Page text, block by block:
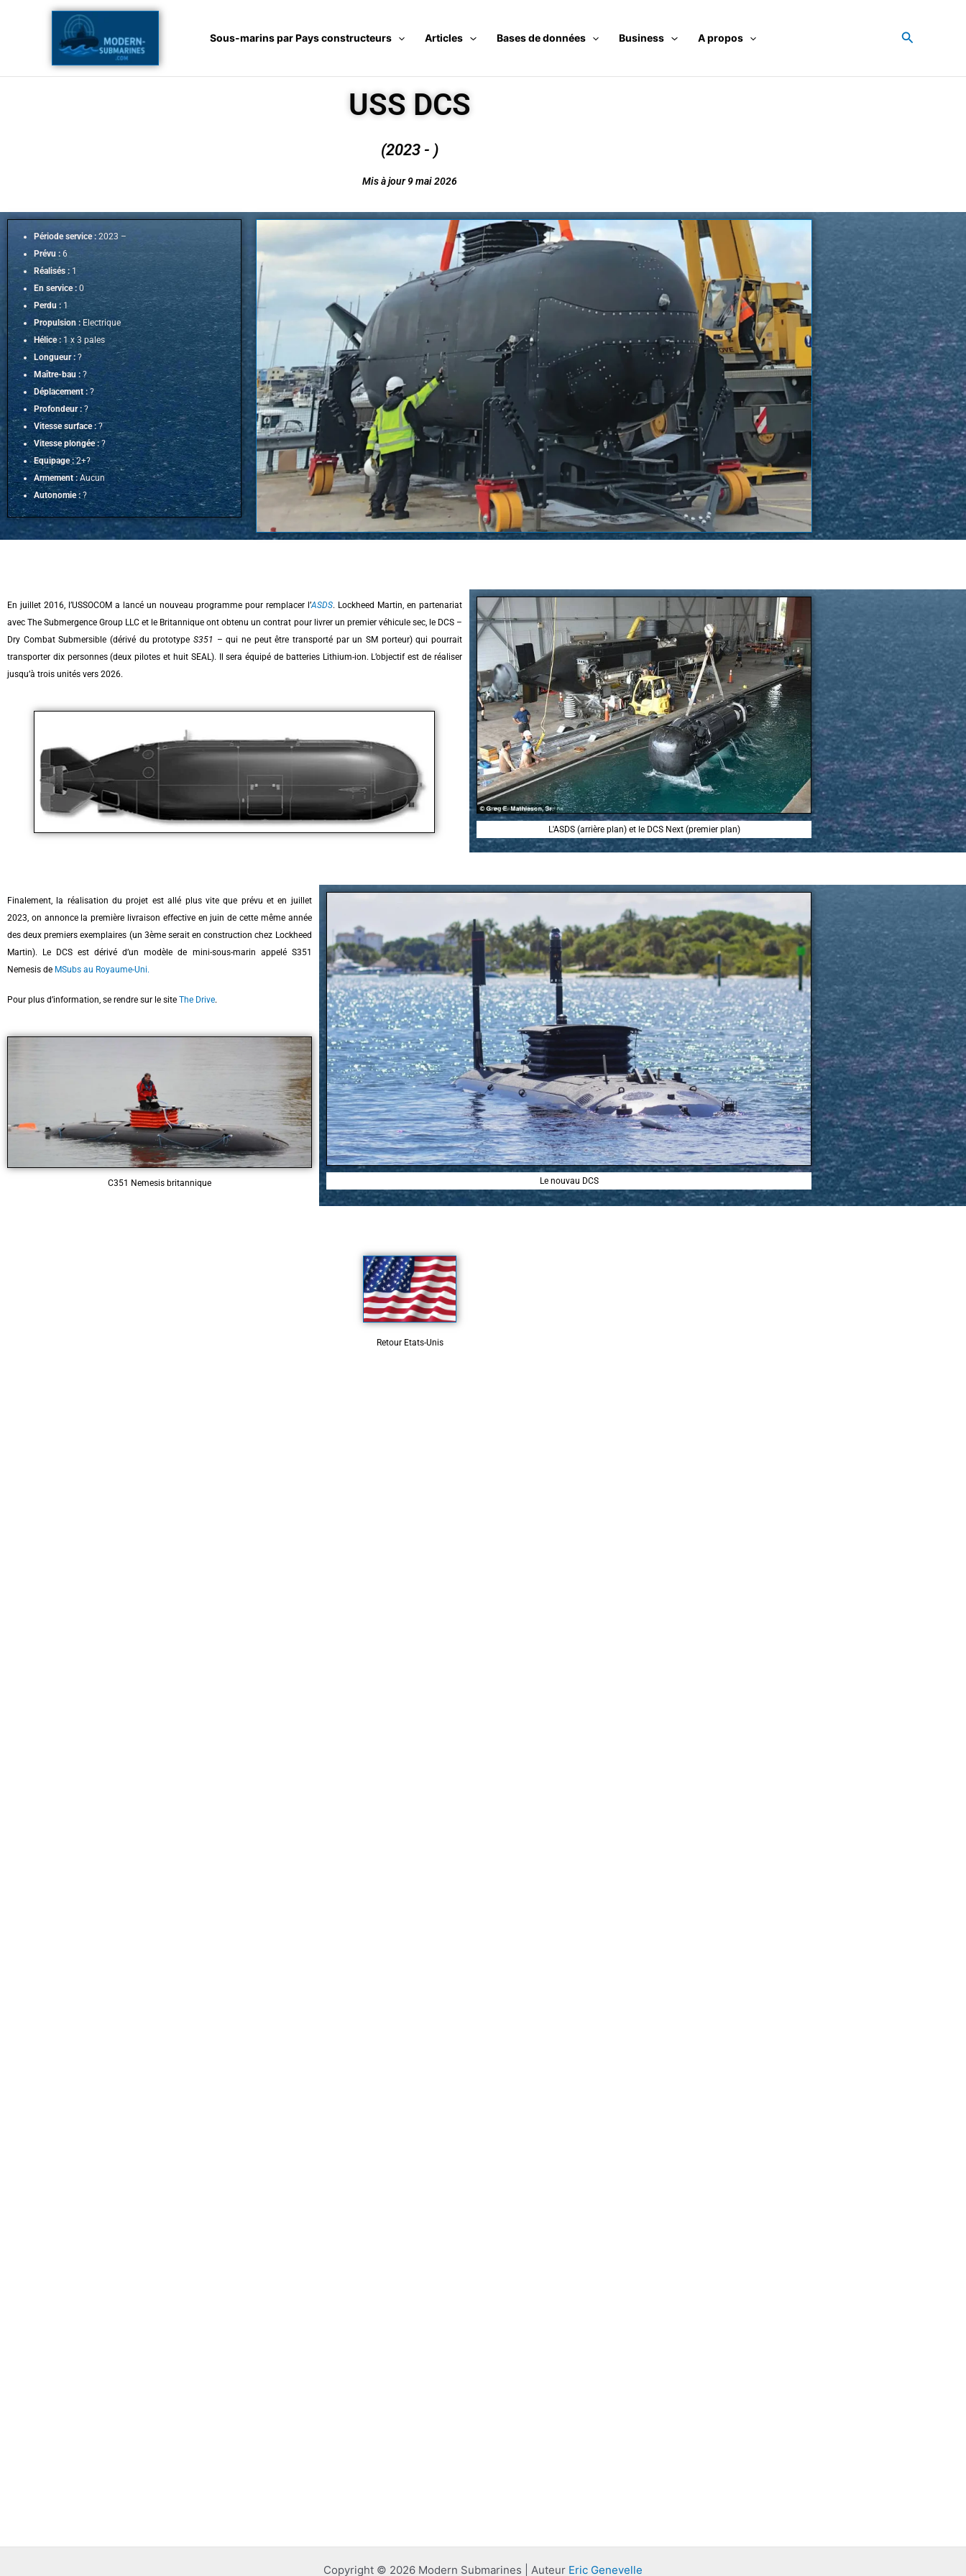
Sous-marins par Pays constructeurs Articles Bases de données Business A propos
USS DCS
(2023 - )
Mis à jour 9 mai 2026
Période service : 2023 –
Prévu : 6
Réalisés : 1
En service : 0
Perdu :1
Propulsion : Electrique
Hélice :1 x 3 pales
Longueur : ?
Maître-bau : ?
Déplacement : ?
Profondeur : ?
Vitesse surface :?
Vitesse plongée :?
Equipage :2+?
Armement :Aucun
Autonomie :?
En juillet 2016, l’USSOCOM a lancé un nouveau programme pour remplacer l’ASDS. Lockheed Martin, en partenariat
avec The Submergence Group LLC et le Britannique ont obtenu un contrat pour livrer un premier véhicule sec, le DCS –
Dry Combat Submersible (dérivé du prototype S351 – qui ne peut être transporté par un SM porteur) qui pourrait
transporter dix personnes (deux pilotes et huit SEAL). Il sera équipé de batteries Lithium-ion. L’objectif est de réaliser
jusqu’à trois unités vers 2026.
L'ASDS (arrière plan) et le DCS Next (premier plan)
Finalement, la réalisation du projet est allé plus vite que prévu et en juillet
2023, on annonce la première livraison effective en juin de cette même année
des deux premiers exemplaires (un 3ème serait en construction chez Lockheed
Martin). Le DCS est dérivé d’un modèle de mini-sous-marin appelé S351
Nemesis de MSubs au Royaume-Uni.
Pour plus d’information, se rendre sur le site The Drive.
C351 Nemesis britannique Le nouvau DCS
Retour Etats-Unis
Copyright © 2026 Modern Submarines | Auteur Eric Genevelle